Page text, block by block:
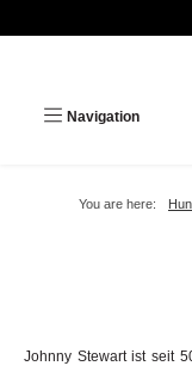
Navigation
You are here:
Johnny Stewart ist seit